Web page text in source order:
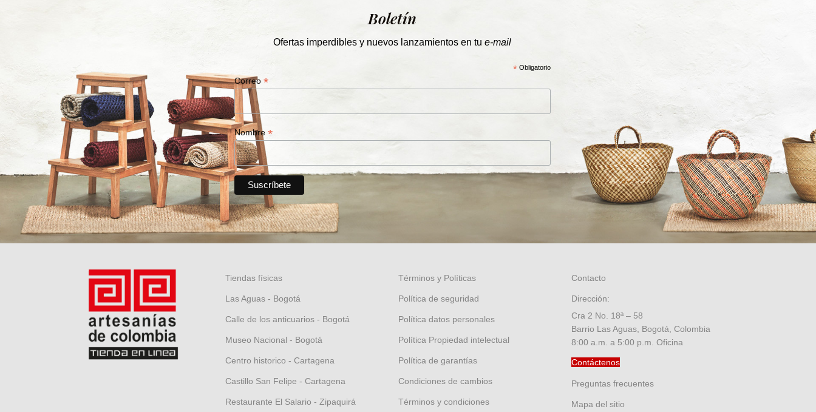
Boletín
Ofertas imperdibles y nuevos lanzamientos en tu e-mail
*Obligatorio
Correo *
Nombre *
Tiendas físicas
Las Aguas - Bogotá
Calle de los anticuarios - Bogotá
Museo Nacional - Bogotá
Centro historico - Cartagena
Castillo San Felipe - Cartagena
Restaurante El Salario - Zipaquirá
Términos y Políticas
Política de seguridad
Política datos personales
Política Propiedad intelectual
Política de garantías
Condiciones de cambios
Términos y condiciones
Contacto
Dirección:
Cra 2 No. 18ª – 58
Barrio Las Aguas, Bogotá, Colombia
8:00 a.m. a 5:00 p.m. Oficina
Contáctenos
Preguntas frecuentes
Mapa del sitio